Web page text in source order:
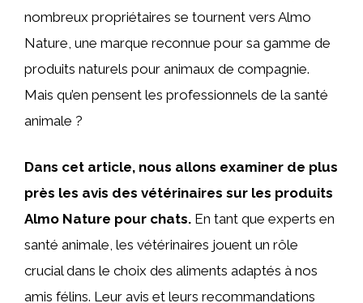
nombreux propriétaires se tournent vers Almo
Nature, une marque reconnue pour sa gamme de
produits naturels pour animaux de compagnie.
Mais qu’en pensent les professionnels de la santé
animale ?
Dans cet article, nous allons examiner de plus
près les avis des vétérinaires sur les produits
Almo Nature pour chats. En tant que experts en
santé animale, les vétérinaires jouent un rôle
crucial dans le choix des aliments adaptés à nos
amis félins. Leur avis et leurs recommandations